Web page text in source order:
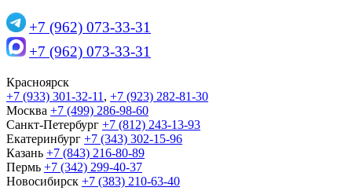
+7 (962) 073-33-31
+7 (962) 073-33-31
Красноярск
+7 (933) 301-32-11 , +7 (923) 282-81-30
Москва +7 (499) 286-98-60
Санкт-Петербург +7 (812) 243-13-93
Екатеринбург +7 (343) 302-15-96
Казань +7 (843) 216-80-89
Пермь +7 (342) 299-40-37
Новосибирск +7 (383) 210-63-40